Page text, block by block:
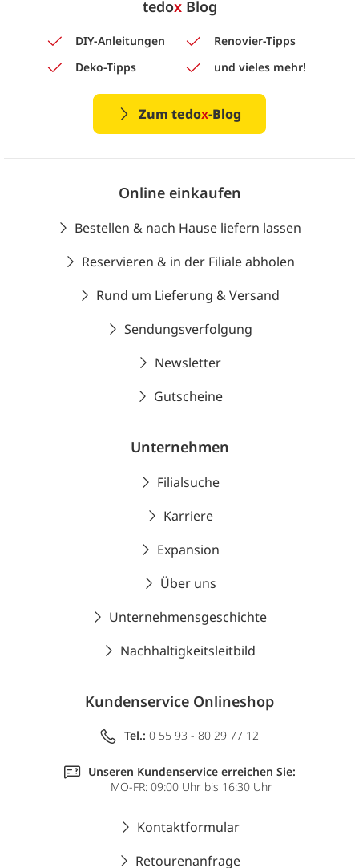
tedoxBlog
DIY-Anleitungen
Renovier-Tipps
Deko-Tipps
und vieles mehr!
Zum tedox-Blog
Online einkaufen
Bestellen & nach Hause liefern lassen
Reservieren & in der Filiale abholen
Rund um Lieferung & Versand
Sendungsverfolgung
Newsletter
Gutscheine
Unternehmen
Filialsuche
Karriere
Expansion
Über uns
Unternehmensgeschichte
Nachhaltigkeitsleitbild
Kundenservice Onlineshop
Tel.: 0 55 93 - 80 29 77 12
Unseren Kundenservice erreichen Sie:
MO-FR: 09:00 Uhr bis 16:30 Uhr
Kontaktformular
Retourenanfrage